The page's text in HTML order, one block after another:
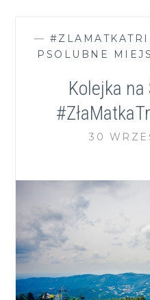
—
PSOLUBNE
Kolejka
30